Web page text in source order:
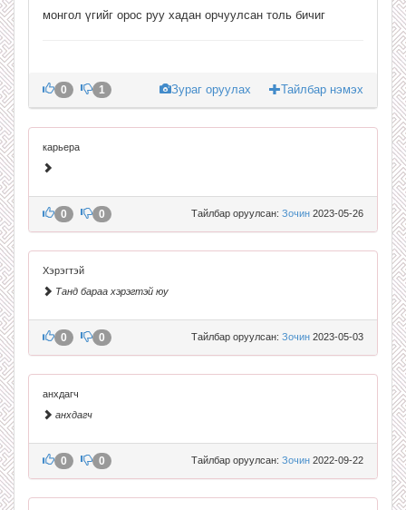
монгол үгийг орос руу хадан орчуулсан толь бичиг
Зураг оруулах Тайлбар нэмэх
0 1
карьера
Тайлбар оруулсан: Зочин 2023-05-26
0 0
Хэрэгтэй
Танд бараа хэрэгтэй юу
Тайлбар оруулсан: Зочин 2023-05-03
0 0
анхдагч
анхдагч
Тайлбар оруулсан: Зочин 2022-09-22
0 0